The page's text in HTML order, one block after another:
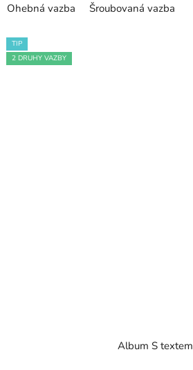
Ohebná vazba Šroubovaná vazba
TIP
2 DRUHY VAZBY
Album S textem